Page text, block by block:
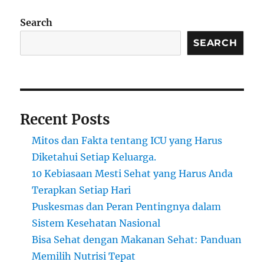
Search
SEARCH
Recent Posts
Mitos dan Fakta tentang ICU yang Harus
Diketahui Setiap Keluarga.
10 Kebiasaan Mesti Sehat yang Harus Anda
Terapkan Setiap Hari
Puskesmas dan Peran Pentingnya dalam
Sistem Kesehatan Nasional
Bisa Sehat dengan Makanan Sehat: Panduan
Memilih Nutrisi Tepat